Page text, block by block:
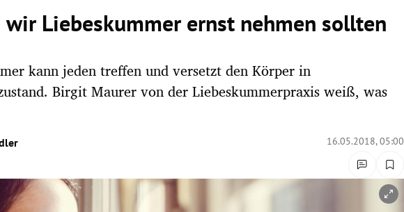
wir Liebeskummer ernst nehmen sollten
kann jeden treffen und versetzt den Körper in
Birgit Maurer von der Liebeskummerpraxis weiß, was
16.05.2018, 05:00
öffnen/schließen